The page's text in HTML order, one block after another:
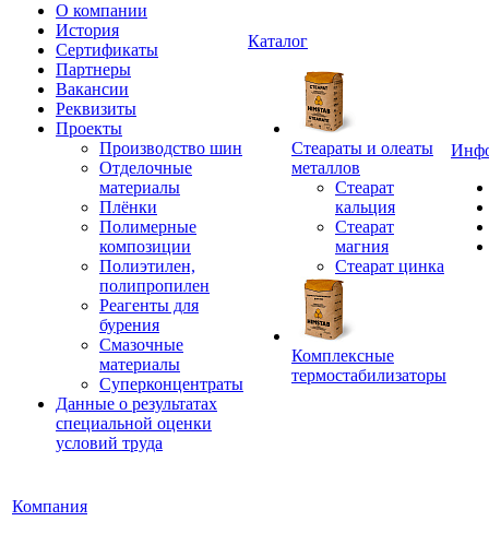
О компании
История
Сертификаты
Партнеры
Вакансии
Реквизиты
Проекты
Производство шин
Отделочные
материалы
Плёнки
Полимерные
композиции
Полиэтилен,
полипропилен
Реагенты для
бурения
Смазочные
материалы
Суперконцентраты
Данные о результатах
специальной оценки
условий труда
Каталог
Стеараты и олеаты
металлов
Стеарат
кальция
Стеарат
магния
Стеарат цинка
Комплексные
термостабилизаторы
Компания